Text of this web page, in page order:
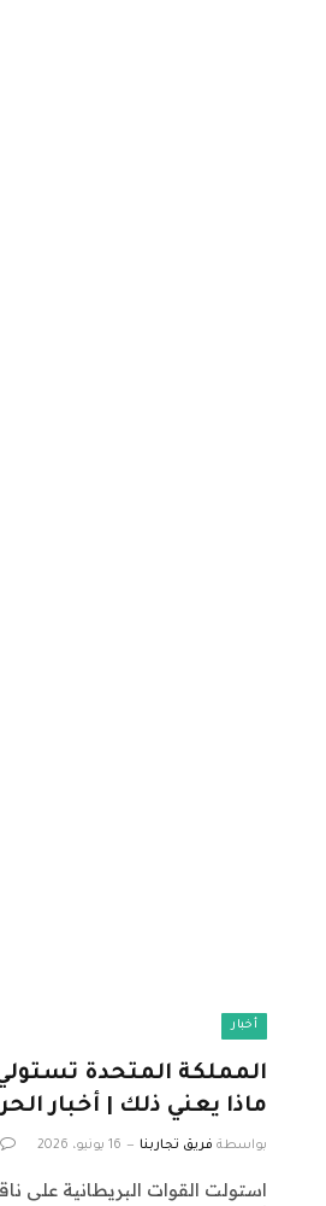
أخبار
المملكة المتحدة
ماذا يعني ذلك | أخبار
بواسطة فريق تجاربنا 16 يونيو، 2026
استولت القوات البريطانية على